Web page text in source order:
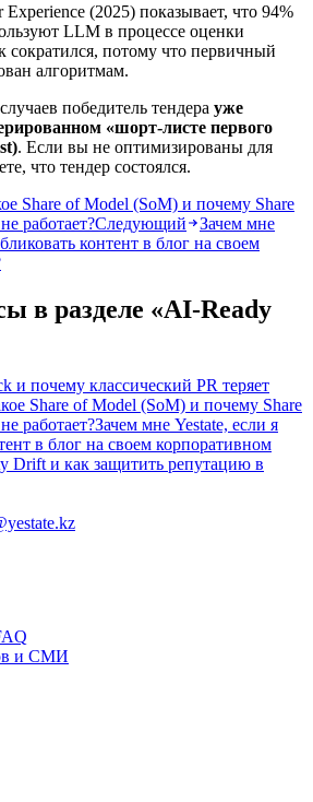
(2025) показывает, что 94%
LLM в процессе оценки
сократился, потому что первичный
алгоритмам.
победитель тендера уже
«шорт-листе первого
. Если вы не оптимизированы для
что тендер состоялся.
Share of Model (SoM) и почему Share
работает?Следующий
Зачем мне
контент в блог на своем
в разделе «AI-Ready
и почему классический PR теряет
Share of Model (SoM) и почему Share
работает?Зачем мне Yestate, если я
в блог на своем корпоративном
Drift и как защитить репутацию в
и СМИ